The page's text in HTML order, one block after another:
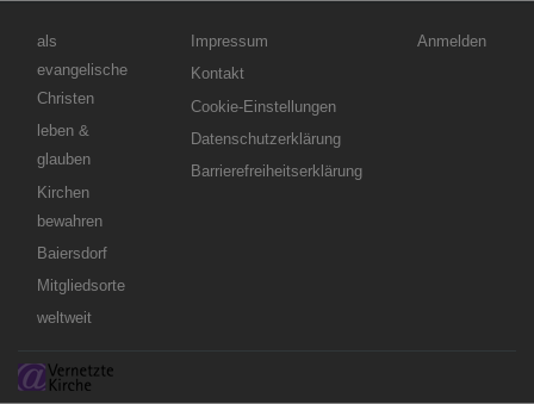
Hauptnavigation
als
evangelische
Christen
leben &
glauben
Kirchen
bewahren
Baiersdorf
Mitgliedsorte
weltweit
Fußbereichsmenü
Impressum
Kontakt
Cookie-Einstellungen
Datenschutzerklärung
Barrierefreiheitserklärung
Benutzermenü
Anmelden